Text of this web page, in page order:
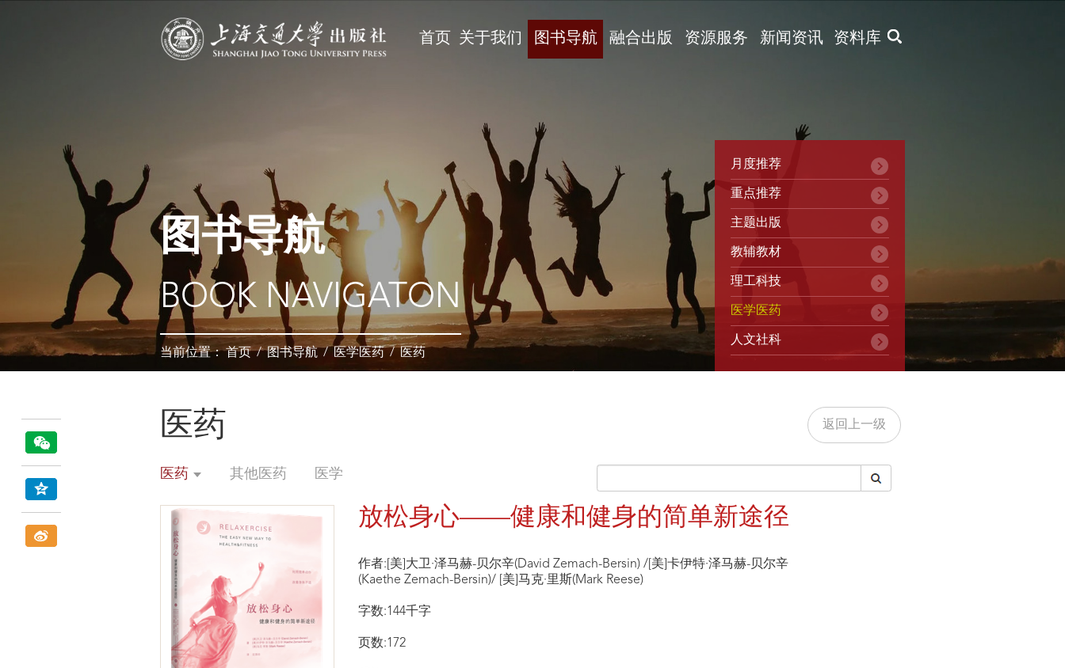
X
首页 关于我们 图书导航 融合出版 资源服务 新闻资讯 资料库
图书导航
BOOK NAVIGATON
当前位置：首页/图书导航 / 医学医药 / 医药
月度推荐
重点推荐
主题出版
教辅教材
理工科技
医学医药
人文社科
医药 返回上一级
医药 其他医药 医学
放松身心——健康和健身的简单新途径
作者:[美]大卫·泽马赫-贝尔辛(David Zemach-Bersin) /[美]卡伊特·泽马赫-贝尔辛
(Kaethe Zemach-Bersin)/ [美]马克·里斯(Mark Reese)
字数:144千字
页数:172